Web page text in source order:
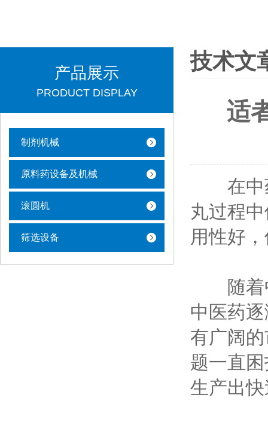
产品展示
PRODUCT DISPLAY
制剂机械
原料药设备及机械
滚圆机
筛选设备
技术文
适
在中
丸过程
用性好
随着中
中医药
有广阔
题一直
生产出